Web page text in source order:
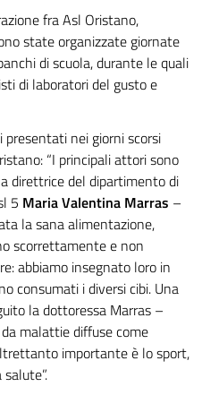
fra Asl Oristano,
state organizzate giornate
di scuola, durante le quali
di laboratori del gusto e
nei giorni scorsi
“I principali attori sono
direttrice del dipartimento di
5 Maria Valentina Marras –
la sana alimentazione,
scorrettamente e non
abbiamo insegnato loro in
consumati i diversi cibi. Una
la dottoressa Marras –
malattie diffuse come
importante è lo sport,